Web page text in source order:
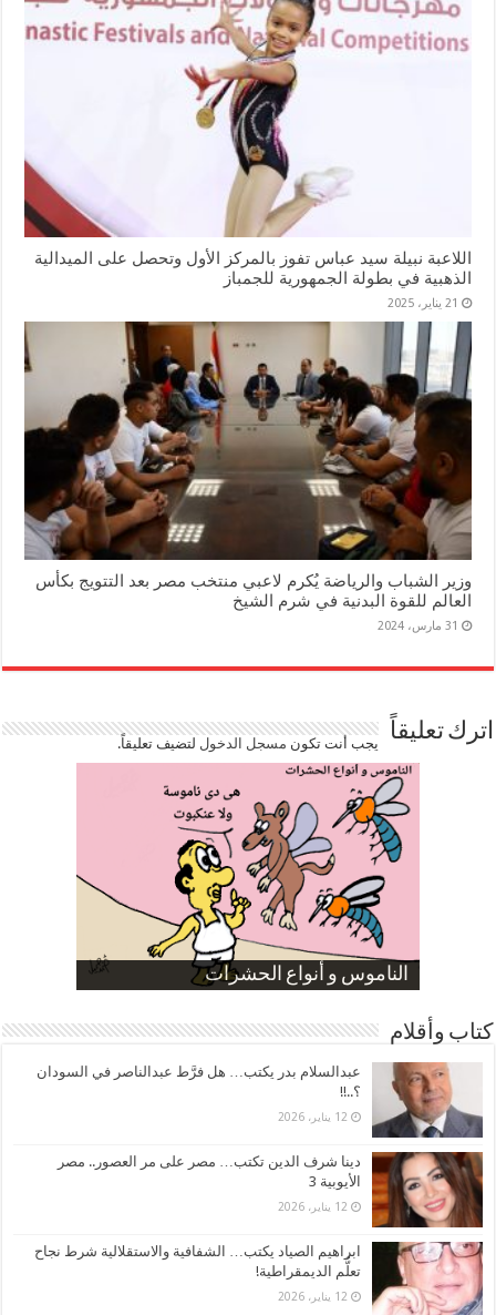
اللاعبة نبيلة سيد عباس تفوز بالمركز الأول وتحصل على الميدالية
الذهبية في بطولة الجمهورية للجمباز
21 يناير، 2025
وزير الشباب والرياضة يُكرم لاعبي منتخب مصر بعد التتويج بكأس
العالم للقوة البدنية في شرم الشيخ
31 مارس، 2024
اترك تعليقاً يجب أنت تكون مسجل الدخوللتضيف تعليقاً.
الناموس و أنواع الحشرات
الموظفين بعد ارتفاع الأسعار
ارتفاع نسبة الطلاق في مصر
صورة كاركاتيرية
صورة كاركاتيرية
كتاب وأقلام
عبدالسلام بدر يكتب… هل فرَّط عبدالناصر في السودان
؟..!!
12 يناير، 2026
دينا شرف الدين تكتب… مصر على مر العصور.. مصر
الأيوبية 3
12 يناير، 2026
ابراهيم الصياد يكتب… الشفافية والاستقلالية شرط نجاح
تعلُّم الديمقراطية!
12 يناير، 2026